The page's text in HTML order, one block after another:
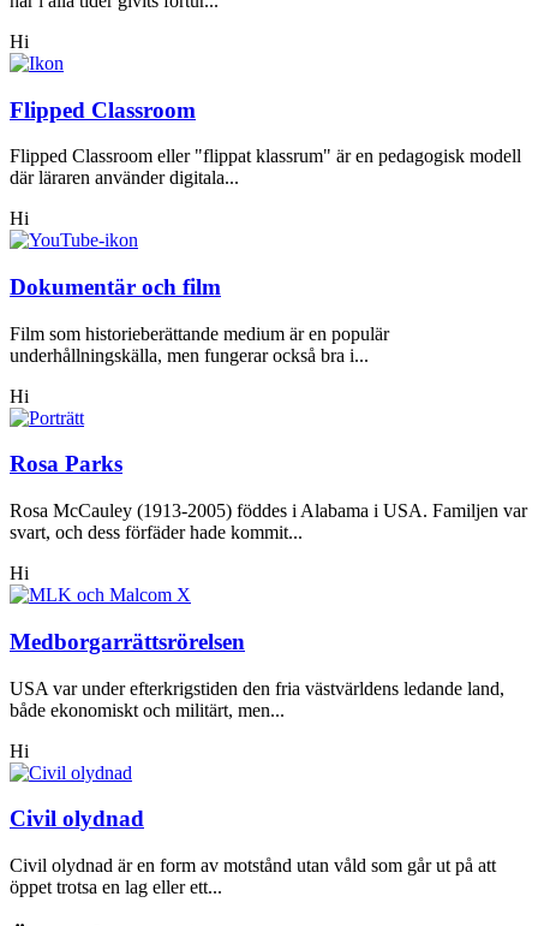
Hi
Flipped Classroom
Flipped Classroom eller "flippat klassrum" är en pedagogisk modell
där läraren använder digitala...
Hi
Dokumentär och film
Film som historieberättande medium är en populär
underhållningskälla, men fungerar också bra i...
Hi
Rosa Parks
Rosa McCauley (1913-2005) föddes i Alabama i USA. Familjen var
svart, och dess förfäder hade kommit...
Hi
Medborgarrättsrörelsen
USA var under efterkrigstiden den fria västvärldens ledande land,
både ekonomiskt och militärt, men...
Hi
Civil olydnad
Civil olydnad är en form av motstånd utan våld som går ut på att
öppet trotsa en lag eller ett...